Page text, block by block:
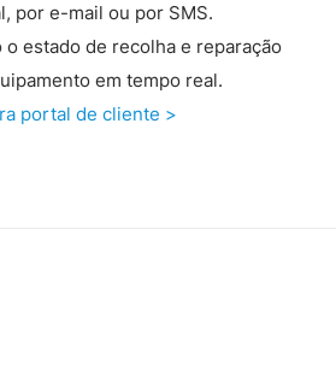
por e-mail ou por SMS.
o estado de recolha e reparação
em tempo real.
portal de cliente >